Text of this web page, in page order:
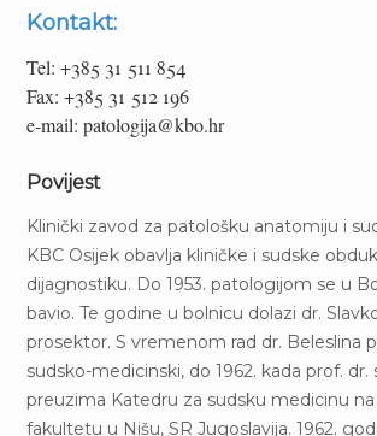
Kontakt:
Tel: +385 31 511 854
Fax: +385 31 512 196
e-mail: patologija@kbo.hr
Povijest
Klinički zavod za patološku anatomiju i
KBC Osijek obavlja kliničke i sudske
dijagnostiku. Do 1953. patologijom se u
bavio. Te godine u bolnicu dolazi dr.
prosektor. S vremenom rad dr. Beleslina
sudsko-medicinski, do 1962. kada prof. dr.
preuzima Katedru za sudsku medicinu
fakultetu u Nišu, SR Jugoslavija. 1962.